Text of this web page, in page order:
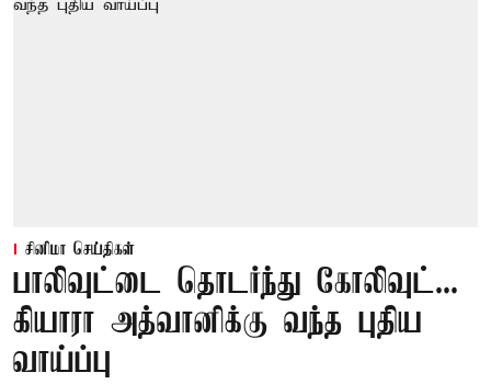
சினிமா செய்திகள்
பாலிவுட்டை தொடர்ந்து கோலிவுட்...
கியாரா அத்வானிக்கு வந்த புதிய
வாய்ப்பு